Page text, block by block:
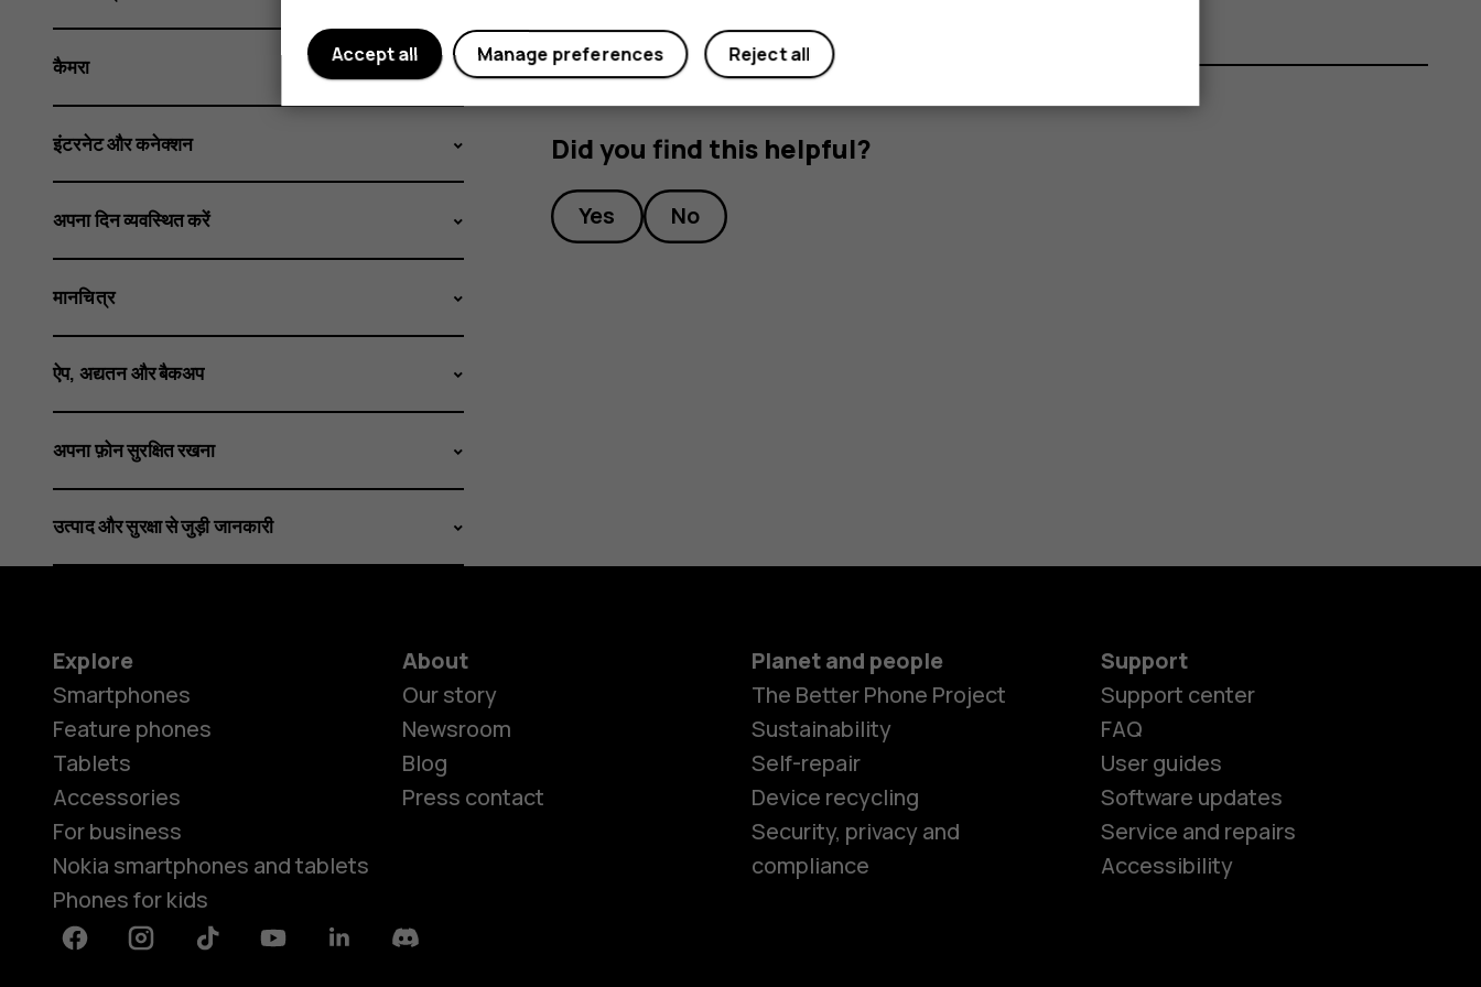
Smartphones
Did you find this helpful?
Yes No
कैमरा
इंटरनेट और कनेक्शन
अपना दिन व्यवस्थित करें
मानचित्र
ऐप, अद्यतन और बैकअप
अपना फ़ोन सुरक्षित रखना
उत्पाद और सुरक्षा से जुड़ी जानकारी
Explore
Smartphones
Feature phones
Tablets
Accessories
For business
Nokia smartphones and tablets
Phones for kids
About
Our story
Newsroom
Blog
Press contact
Planet and people
The Better Phone Project
Sustainability
Self-repair
Device recycling
Security, privacy and
compliance
Support
Support center
FAQ
User guides
Software updates
Service and repairs
Accessibility
FacebookInstagramTiktok YoutubeLinkedinDiscord
Reject all
Manage preferences
Accept all